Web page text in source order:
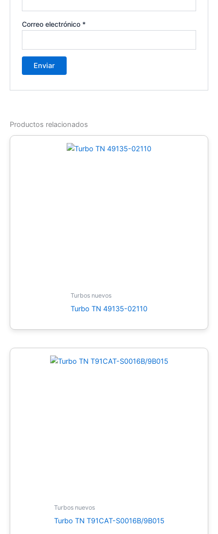
Correo electrónico *
Productos relacionados
Turbos nuevos
Turbo TN 49135-02110
Turbos nuevos
Turbo TN T91CAT-S0016B/9B015